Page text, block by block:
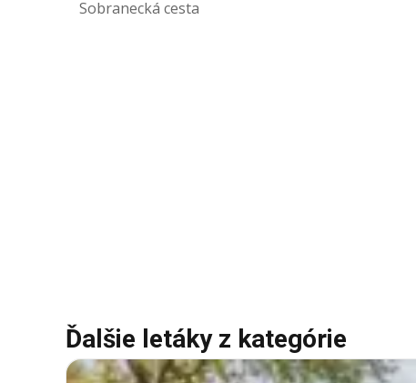
Sobranecká cesta
Ďalšie letáky z kategórie